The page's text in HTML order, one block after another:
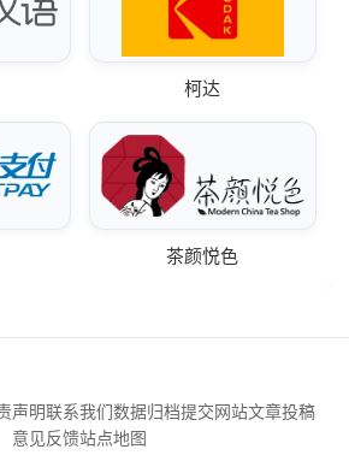
柯达
茶颜悦色
声明联系我们数据归档提交网站文章投稿
意见反馈站点地图